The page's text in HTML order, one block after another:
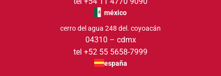
méxico
cerro del agua 248 del. coyoacán
04310 – cdmx
tel +52 55 5658-7999
españa